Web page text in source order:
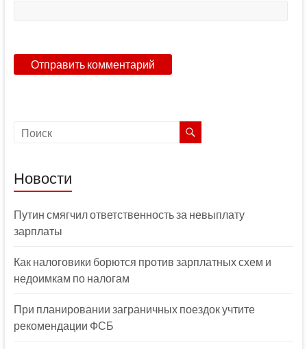
Новости
Путин смягчил ответственность за невыплату
зарплаты
Как налоговики борются против зарплатных схем и
недоимкам по налогам
При планировании заграничных поездок учтите
рекомендации ФСБ